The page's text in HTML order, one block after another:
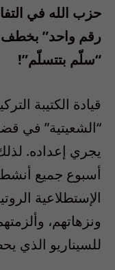
حزب الله في
رقم واحد” بخطف
“سلّم بتتسلّم”!
قيادة الكتيبة
“الشعيتية” في
يجري إعداده.
أسبوع جميع
الإستطلاعية
ونزهاتهم،
للسيناريو الذي